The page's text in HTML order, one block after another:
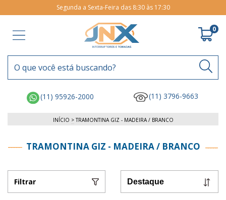
Segunda a Sexta-Feira das 8:30 às 17:30
(11) 95926-2000 (11) 3796-9663
0
INÍCIO > TRAMONTINA GIZ - MADEIRA / BRANCO
TRAMONTINA GIZ - MADEIRA / BRANCO
Filtrar